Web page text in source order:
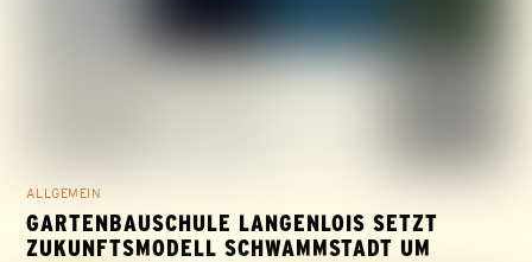
ALLGEMEIN
GARTENBAUSCHULE LANGENLOIS SETZT
ZUKUNFTSMODELL SCHWAMMSTADT UM